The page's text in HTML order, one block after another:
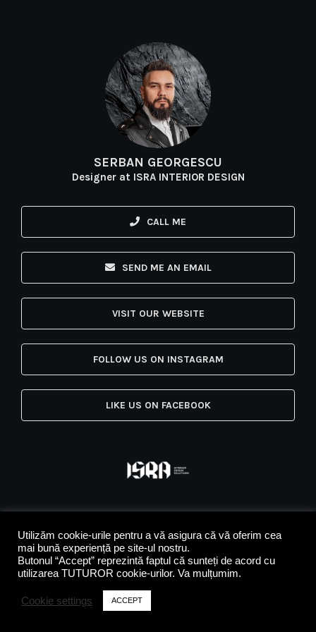
SERBAN GEORGESCU
Designer at ISRA INTERIOR DESIGN
CALL ME
SEND ME AN EMAIL
VISIT OUR WEBSITE
FOLLOW US ON INSTAGRAM
LIKE US ON FACEBOOK
Utilizăm cookie-urile pentru a vă asigura că vă oferim cea
mai bună experiență pe site-ul nostru.
Butonul “Accept” reprezintă faptul că sunteți de acord cu
utilizarea TUTUROR cookie-urilor. Va mulțumim.
Cookie settings ACCEPT